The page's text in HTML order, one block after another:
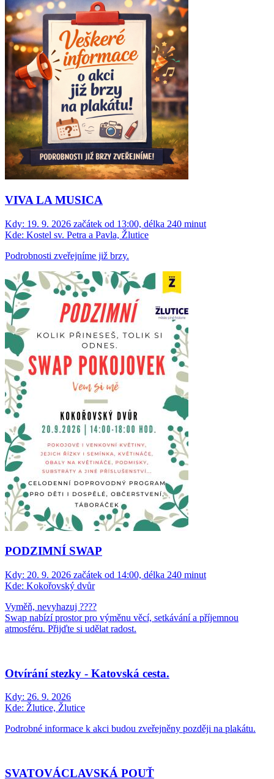
VIVA LA MUSICA
Kdy: 19. 9. 2026 začátek od 13:00, délka 240 minut
Kde: Kostel sv. Petra a Pavla, Žlutice
Podrobnosti zveřejníme již brzy.
PODZIMNÍ SWAP
Kdy: 20. 9. 2026 začátek od 14:00, délka 240 minut
Kde: Kokořovský dvůr
Vyměň, nevyhazuj ????
Swap nabízí prostor pro výměnu věcí, setkávání a příjemnou
atmosféru. Přijďte si udělat radost.
Otvírání stezky - Katovská cesta.
Kdy: 26. 9. 2026
Kde: Žlutice, Žlutice
Podrobné informace k akci budou zveřejněny později na plakátu.
SVATOVÁCLAVSKÁ POUŤ